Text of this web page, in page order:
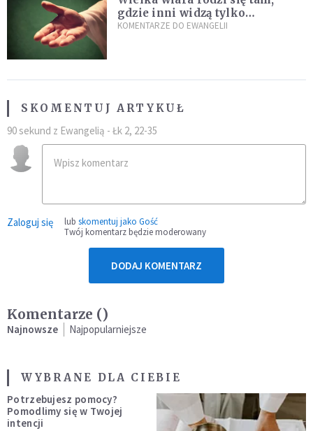
gdzie inni widzą tylko
przeszkody
KOMENTARZE DO EWANGELII
SKOMENTUJ ARTYKUŁ
90 sekund z Ewangelią - Łk 2, 22-35
Zaloguj się lub skomentuj jako Gość
Twój komentarz będzie moderowany
DODAJ KOMENTARZ
Komentarze ()
Najnowsze Najpopularniejsze
WYBRANE DLA CIEBIE
Potrzebujesz pomocy?
Pomodlimy się w Twojej
intencji